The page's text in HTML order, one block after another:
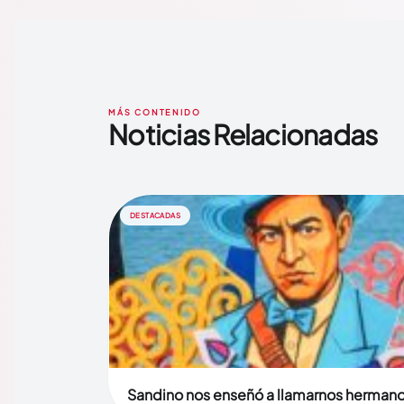
MÁS CONTENIDO
Noticias Relacionadas
DESTACADAS
Sandino nos enseñó a llamarnos